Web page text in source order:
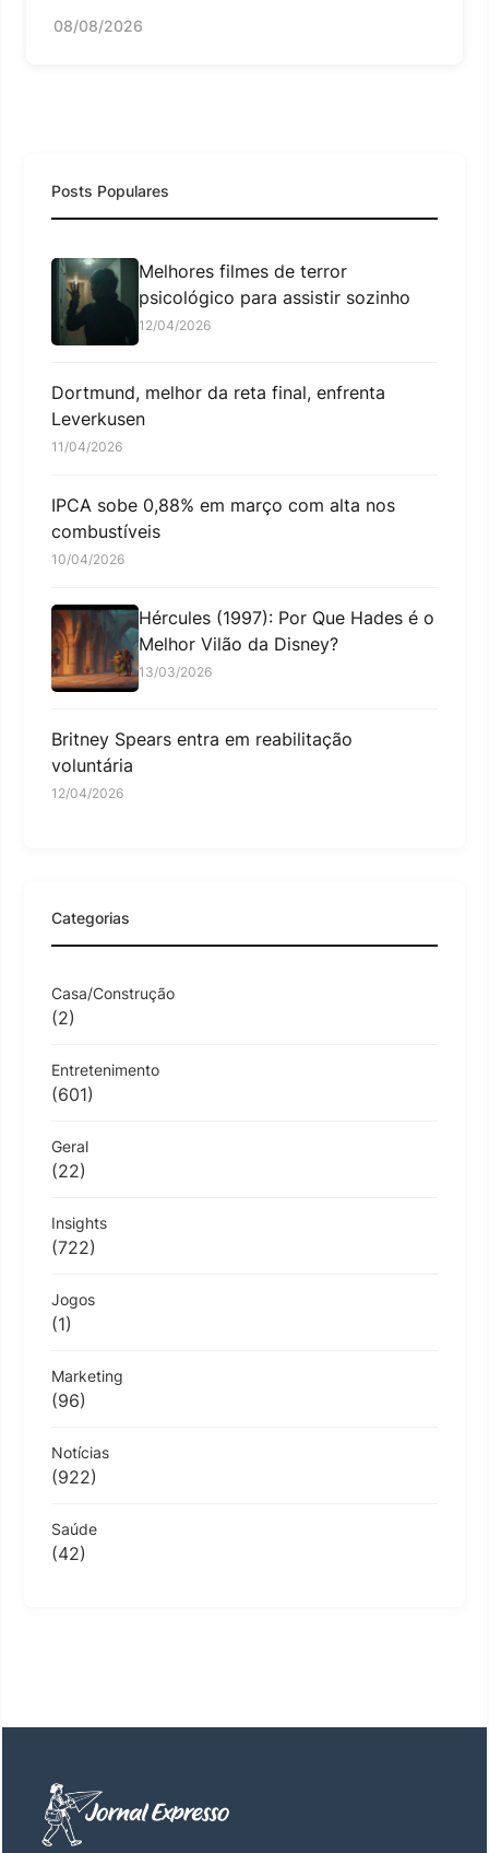
08/08/2026
Posts Populares
Melhores filmes de terror
psicológico para assistir sozinho
12/04/2026
Dortmund, melhor da reta final, enfrenta
Leverkusen
11/04/2026
IPCA sobe 0,88% em março com alta nos
combustíveis
10/04/2026
Hércules (1997): Por Que Hades é o
Melhor Vilão da Disney?
13/03/2026
Britney Spears entra em reabilitação
voluntária
12/04/2026
Categorias
Casa/Construção
(2)
Entretenimento
(601)
Geral
(22)
Insights
(722)
Jogos
(1)
Marketing
(96)
Notícias
(922)
Saúde
(42)